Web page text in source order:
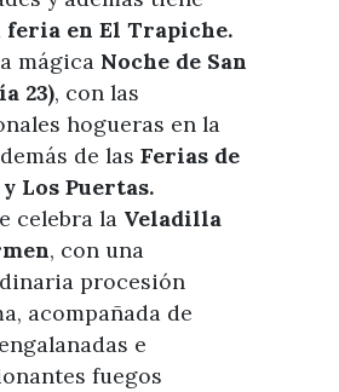
feria en El Trapiche.
mágica Noche de San
23), con las
hogueras en la
de las Ferias de
Los Puertas.
celebra la Veladilla
, con una
procesión
acompañada de
e
fuegos